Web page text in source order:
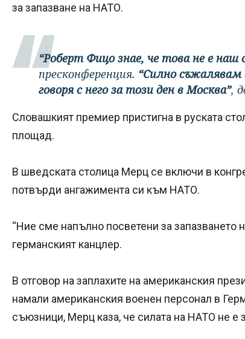
за запазване на НАТО.
“Роберт Фицо знае, че това не е наш
пресконференция. “Силно
говоря с него за този ден в Москва”,
Словашкият премиер пристигна в руската
площад.
В шведската столица Мерц се включи в
потвърди ангажимента си към НАТО.
“Ние сме напълно посветени за запазването
германският канцлер.
В отговор на заплахите на американския
намали американския военен персонал в
съюзници, Мерц каза, че силата на НАТО не е